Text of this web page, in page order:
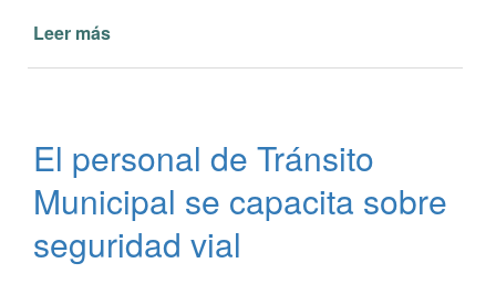
Leer más
trabajo
sobre
Seguridad
Vial
El personal de Tránsito
Municipal se capacita sobre
seguridad vial